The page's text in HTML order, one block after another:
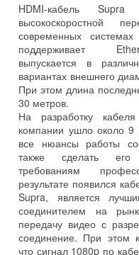
HDMI-кабель
высокоскоростной
современных
поддерживает
выпускается в
вариантах внешнего
При этом длина
30 метров.
На разработку
компании ушло около 9
все нюансы работы
также сделать его
требованиям
результате появился
Supra, является
соединителем на
передачу видео с
соединение. При этом
что сигнал 1080p по